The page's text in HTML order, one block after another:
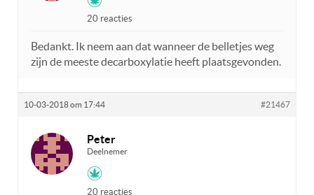
20 reacties
Bedankt. Ik neem aan dat wanneer de belletjes weg
zijn de meeste decarboxylatie heeft plaatsgevonden.
10-03-2018 om 17:44 #21467
Peter
Deelnemer
20 reacties